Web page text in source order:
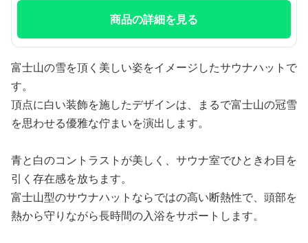
商品の詳細を見る
富士山の雪を頂く美しい姿をイメージしたサウナハットで
す。
頂点に白い装飾を施したデザインは、まるで富士山の冠雪
を思わせる優雅な佇まいを演出します。
青と白のコントラストが美しく、サウナ室でひときわ目を
引く存在感を放ちます。
富士山型のサウナハットならではの高い断熱性で、頭部を
熱から守りながら長時間の入浴をサポートします。